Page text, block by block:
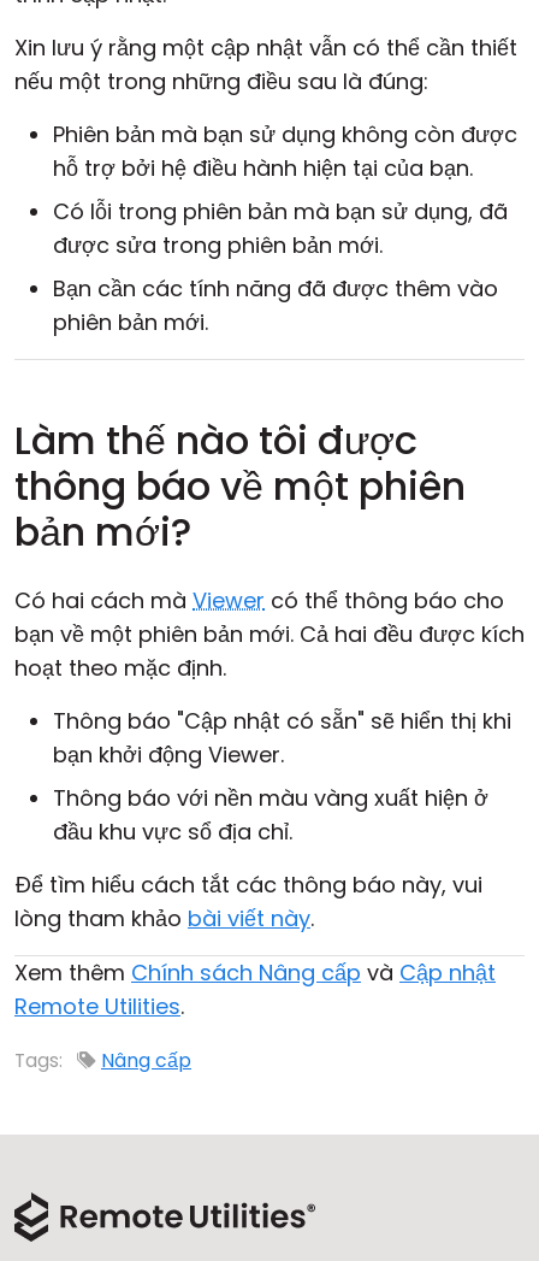
Xin lưu ý rằng một cập nhật vẫn có thể cần thiết
nếu một trong những điều sau là đúng:
Phiên bản mà bạn sử dụng không còn được
hỗ trợ bởi hệ điều hành hiện tại của bạn.
Có lỗi trong phiên bản mà bạn sử dụng, đã
được sửa trong phiên bản mới.
Bạn cần các tính năng đã được thêm vào
phiên bản mới.
Làm thế nào tôi được
thông báo về một phiên
bản mới?
Có hai cách mà Viewer có thể thông báo cho
bạn về một phiên bản mới. Cả hai đều được kích
hoạt theo mặc định.
Thông báo "Cập nhật có sẵn" sẽ hiển thị khi
bạn khởi động Viewer.
Thông báo với nền màu vàng xuất hiện ở
đầu khu vực sổ địa chỉ.
Để tìm hiểu cách tắt các thông báo này, vui
lòng tham khảo bài viết này.
Xem thêm Chính sách Nâng cấp và Cập nhật
Remote Utilities.
Tags: Nâng cấp
Đám mây & Tại chỗ